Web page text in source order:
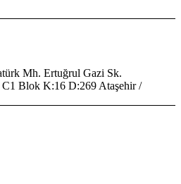
Mh. Ertuğrul Gazi Sk.
Blok K:16 D:269 Ataşehir /